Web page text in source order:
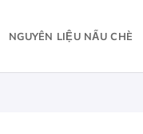
NGUYÊN LIỆU NẤU CHÈ